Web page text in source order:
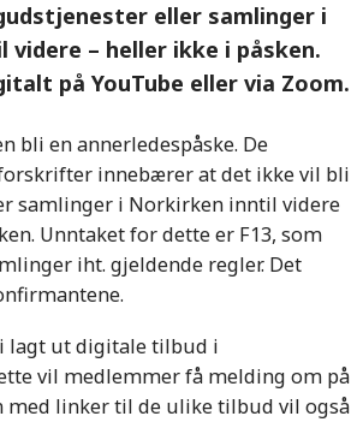
eller samlinger i
– heller ikke i påsken.
på YouTube eller via Zoom.
bli en annerledespåske. De
innebærer at det ikke vil bli
samlinger i Norkirken inntil videre
Unntaket for dette er F13, som
iht. gjeldende regler. Det
lagt ut digitale tilbud i
vil medlemmer få melding om på
med linker til de ulike tilbud vil også